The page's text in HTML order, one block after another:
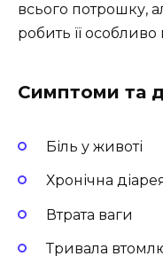
всього потрошку,
робить її
Симптоми та
Біль у животі
Хронічна
Втрата ваги
Тривала